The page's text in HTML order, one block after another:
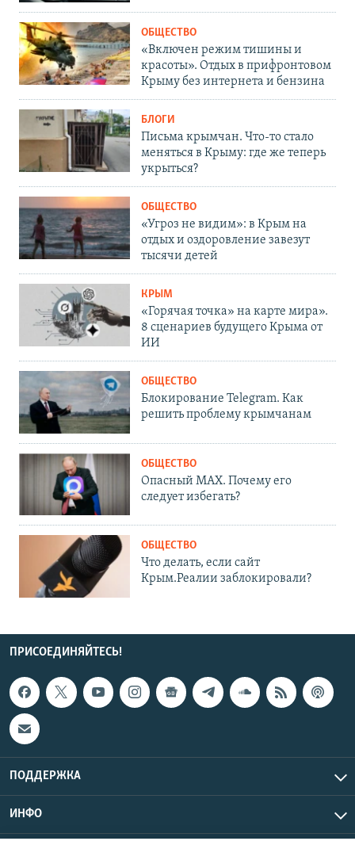
ОБЩЕСТВО
«Включен режим тишины и
красоты». Отдых в прифронтовом
Крыму без интернета и бензина
БЛОГИ
Письма крымчан. Что-то стало
меняться в Крыму: где же теперь
укрыться?
ОБЩЕСТВО
«Угроз не видим»: в Крым на
отдых и оздоровление завезут
тысячи детей
КРЫМ
«Горячая точка» на карте мира».
8 сценариев будущего Крыма от
ИИ
ОБЩЕСТВО
Блокирование Telegram. Как
решить проблему крымчанам
ОБЩЕСТВО
Опасный MAX. Почему его
следует избегать?
ОБЩЕСТВО
Что делать, если сайт
Крым.Реалии заблокировали?
ПРИСОЕДИНЯЙТЕСЬ!
ПОДДЕРЖКА
ИНФО